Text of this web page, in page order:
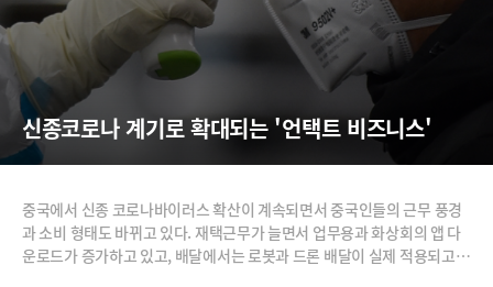
신종코로나 계기로 확대되는 '언택트 비즈니스'
중국에서 신종 코로나바이러스 확산이 계속되면서 중국인들의 근무 풍경
과 소비 형태도 바뀌고 있다. 재택근무가 늘면서 업무용과 화상회의 앱 다
운로드가 증가하고 있고, 배달에서는 로봇과 드론 배달이 실제 적용되고